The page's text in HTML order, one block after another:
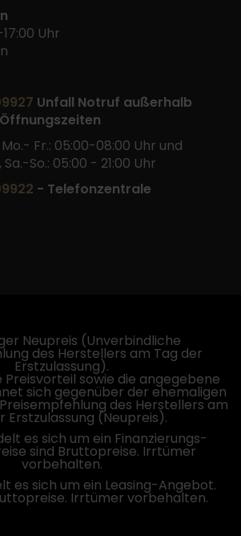
Uhr
Unfall Notruf außerhalb
Mo.- Fr.: 05:00-08:00 Uhr und
Sa.-So.: 05:00 - 21:00 Uhr
- Telefonzentrale
Neupreis (Unverbindliche
des Herstellers am Tag der
Erstzulassung).
sowie die angegebene
sich gegenüber der ehemaligen
des Herstellers am
Erstzulassung (Neupreis).
es sich um ein Finanzierungs-
sind Bruttopreise. Irrtümer
vorbehalten.
es sich um ein Leasing-Angebot.
Irrtümer vorbehalten.